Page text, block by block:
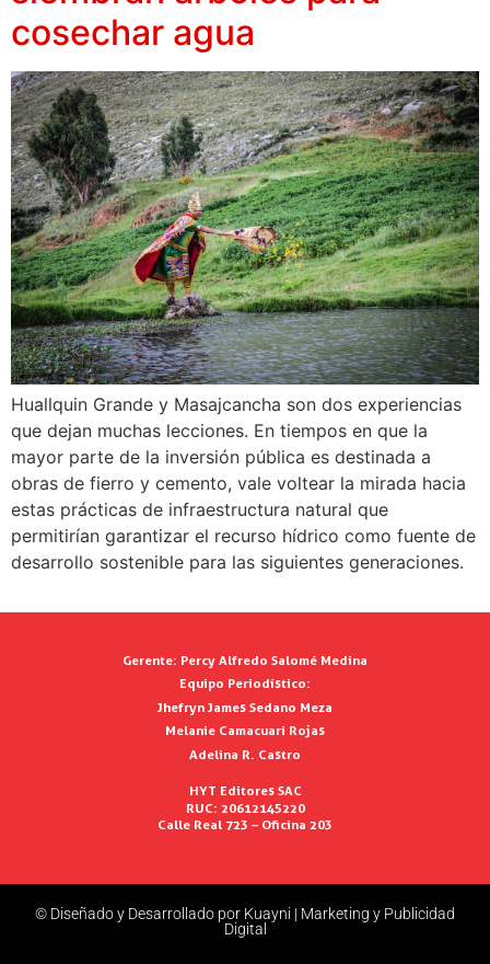
cosechar agua
Huallquin Grande y Masajcancha son dos experiencias
que dejan muchas lecciones. En tiempos en que la
mayor parte de la inversión pública es destinada a
obras de fierro y cemento, vale voltear la mirada hacia
estas prácticas de infraestructura natural que
permitirían garantizar el recurso hídrico como fuente de
desarrollo sostenible para las siguientes generaciones.
Gerente: Percy Alfredo Salomé Medina
Equipo Periodístico:
Jhefryn James Sedano Meza
Melanie Camacuari Rojas
Adelina R. Castro
HYT Editores SAC
RUC: 20612145220
Calle Real 723 – Oficina 203
© Diseñado y Desarrollado por Kuayni | Marketing y Publicidad
Digital